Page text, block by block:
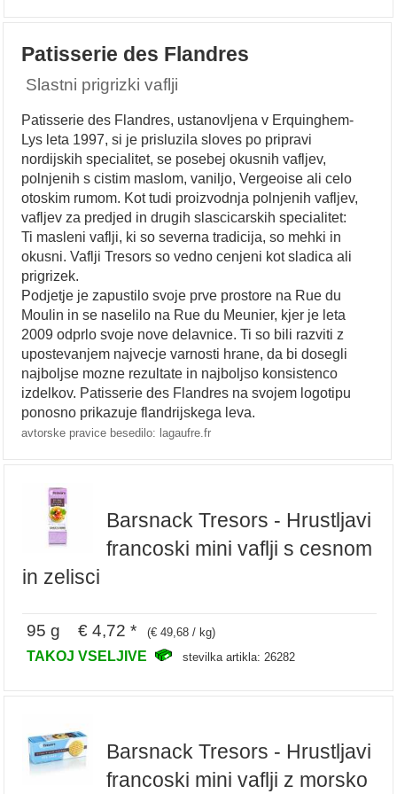
Patisserie des Flandres
Slastni prigrizki vaflji
Patisserie des Flandres, ustanovljena v Erquinghem-
Lys leta 1997, si je prisluzila sloves po pripravi
nordijskih specialitet, se posebej okusnih vafljev,
polnjenih s cistim maslom, vaniljo, Vergeoise ali celo
otoskim rumom. Kot tudi proizvodnja polnjenih vafljev,
vafljev za predjed in drugih slascicarskih specialitet:
Ti masleni vaflji, ki so severna tradicija, so mehki in
okusni. Vaflji Tresors so vedno cenjeni kot sladica ali
prigrizek.
Podjetje je zapustilo svoje prve prostore na Rue du
Moulin in se naselilo na Rue du Meunier, kjer je leta
2009 odprlo svoje nove delavnice. Ti so bili razviti z
upostevanjem najvecje varnosti hrane, da bi dosegli
najboljse mozne rezultate in najboljso konsistenco
izdelkov. Patisserie des Flandres na svojem logotipu
ponosno prikazuje flandrijskega leva.
avtorske pravice besedilo: lagaufre.fr
Barsnack Tresors - Hrustljavi
francoski mini vaflji s cesnom
in zelisci
95 g € 4,72 * (€ 49,68 / kg)
TAKOJ VSELJIVE stevilka artikla: 26282
Barsnack Tresors - Hrustljavi
francoski mini vaflji z morsko